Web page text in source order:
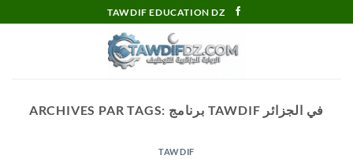
au
TAWDIF EDUCATION DZ
ARCHIVES PAR TAGS: برنامج TAWDIF في الجزائر
TAWDIF